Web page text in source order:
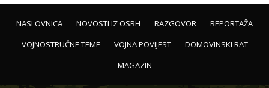
NASLOVNICA NOVOSTI IZ OSRH RAZGOVOR
REPORTAŽA
VOJNOSTRUČNE TEME
VOJNA POVIJEST
DOMOVINSKI RAT
MAGAZIN